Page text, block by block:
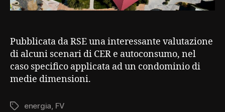
Pubblicata da RSE una interessante valutazione
di alcuni scenari di CER e autoconsumo, nel
caso specifico applicata ad un condominio di
medie dimensioni.
Tag energia, FV